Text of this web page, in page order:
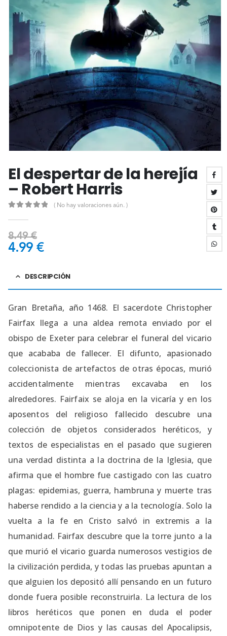
El despertar de la herejía
– Robert Harris
( No hay valoraciones aún. )
8.49€
4.99 €
DESCRIPCIÓN
Gran Bretaña, año 1468. El sacerdote Christopher
Fairfax llega a una aldea remota enviado por el
obispo de Exeter para celebrar el funeral del vicario
que acababa de fallecer. El difunto, apasionado
coleccionista de artefactos de otras épocas, murió
accidentalmente mientras excavaba en los
alrededores. Fairfaix se aloja en la vicaría y en los
aposentos del religioso fallecido descubre una
colección de objetos considerados heréticos, y
textos de especialistas en el pasado que sugieren
una verdad distinta a la doctrina de la Iglesia, que
afirma que el hombre fue castigado con las cuatro
plagas: epidemias, guerra, hambruna y muerte tras
haberse rendido a la ciencia y a la tecnología. Solo la
vuelta a la fe en Cristo salvó in extremis a la
humanidad. Fairfax descubre que la torre junto a la
que murió el vicario guarda numerosos vestigios de
la civilización perdida, y todas las pruebas apuntan a
que alguien los depositó allí pensando en un futuro
donde fuera posible reconstruirla. La lectura de los
libros heréticos que ponen en duda el poder
omnipotente de Dios y las causas del Apocalipsis,